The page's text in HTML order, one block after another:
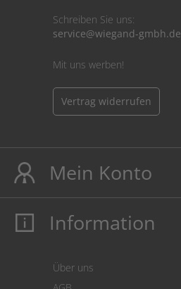
Schreiben Sie uns:
service@wiegand-gmbh.de
Mit uns werben!
Vertrag widerrufen
Mein Konto
Mein Konto
Information
Über uns